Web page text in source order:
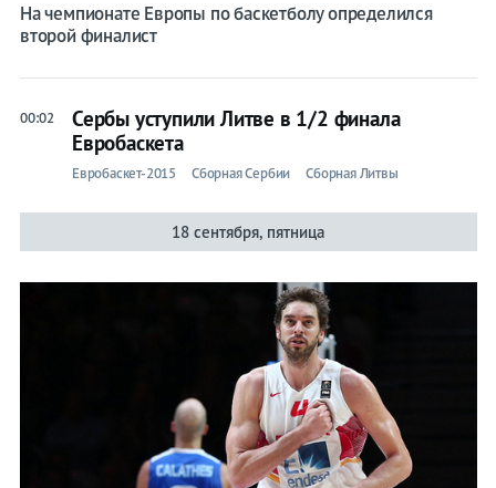
На чемпионате Европы по баскетболу определился
второй финалист
00:02
Сербы уступили Литве в 1/2 финала
Евробаскета
Евробаскет-2015 Сборная Сербии Сборная Литвы
18 сентября, пятница